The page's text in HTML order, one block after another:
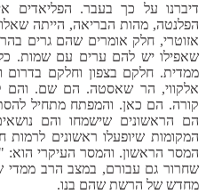
דיברנו על כך בעבר. הפליאדים
הפלנטה, מהות הבריאה, הייתה
אזוטרי, חלק אומרים שהם גרים
שאפילו יש להם ערים עם שמות.
ממדית. חלקם בצפון וחלקם
אלקווי, הר שאסטה. הם שם. והם
קורה. הם כאן. והמפתח מתחיל
הם הראשונים שישמחו והם
המקומות שיופעלו ראשונים
המסר הראשון. והמסר העיקרי הוא:
שחרור גם עבורם, במצב הרב
מחדש של הרשת שהם בנו.